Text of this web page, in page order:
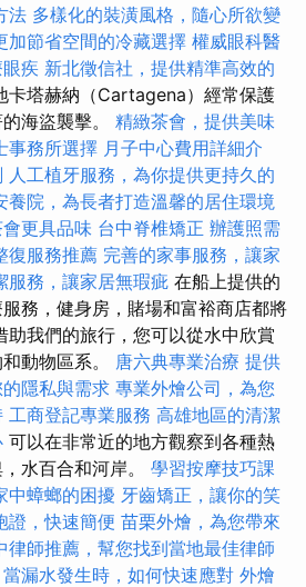
法 多樣化的裝潢風格，隨心所欲變
加節省空間的冷藏選擇 權威眼科醫
疾 新北徵信社，提供精準高效的
卡塔赫納（Cartagena）經常保護
海盜襲擊。 精緻茶會，提供美味
事務所選擇 月子中心費用詳細介
人工植牙服務，為你提供更持久的
養院，為長者打造溫馨的居住環境
更具品味 台中脊椎矯正 辦護照需
復服務推薦 完善的家事服務，讓家
服務，讓家居無瑕疵 在船上提供的
務，健身房，賭場和富裕商店都將
助我們的旅行，您可以從水中欣賞
動物區系。 唐六典專業治療 提供
隱私與需求 專業外燴公司，為您
工商登記專業服務 高雄地區的清潔
可以在非常近的地方觀察到各種熱
水百合和河岸。 學習按摩技巧課
中蟑螂的困擾 牙齒矯正，讓你的笑
證，快速簡便 苗栗外燴，為您帶來
律師推薦，幫您找到當地最佳律師
漏水發生時，如何快速應對 外燴